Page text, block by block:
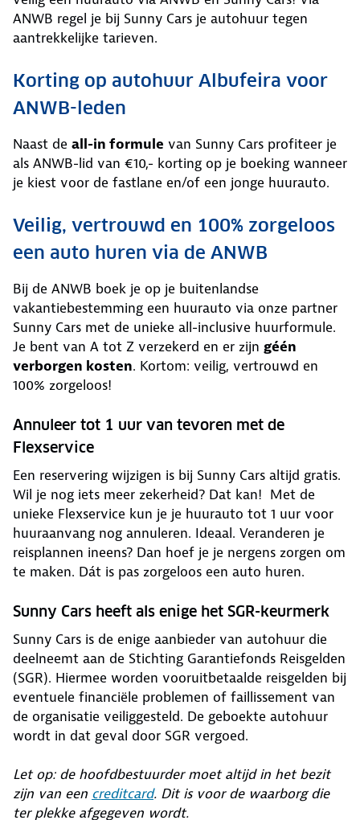
ANWB regel je bij Sunny Cars je autohuur tegen
aantrekkelijke tarieven.
Korting op autohuur Albufeira voor
ANWB-leden
Naast de all-in formule van Sunny Cars profiteer je
als ANWB-lid van €10,- korting op je boeking wanneer
je kiest voor de fastlane en/of een jonge huurauto.
Veilig, vertrouwd en 100% zorgeloos
een auto huren via de ANWB
Bij de ANWB boek je op je buitenlandse
vakantiebestemming een huurauto via onze partner
Sunny Cars met de unieke all-inclusive huurformule.
Je bent van A tot Z verzekerd en er zijn géén
verborgen kosten. Kortom: veilig, vertrouwd en
100% zorgeloos!
Annuleer tot 1 uur van tevoren met de
Flexservice
Een reservering wijzigen is bij Sunny Cars altijd gratis.
Wil je nog iets meer zekerheid? Dat kan! Met de
unieke Flexservice kun je je huurauto tot 1 uur voor
huuraanvang nog annuleren. Ideaal. Veranderen je
reisplannen ineens? Dan hoef je je nergens zorgen om
te maken. Dát is pas zorgeloos een auto huren.
Sunny Cars heeft als enige het SGR-keurmerk
Sunny Cars is de enige aanbieder van autohuur die
deelneemt aan de Stichting Garantiefonds Reisgelden
(SGR). Hiermee worden vooruitbetaalde reisgelden bij
eventuele financiële problemen of faillissement van
de organisatie veiliggesteld. De geboekte autohuur
wordt in dat geval door SGR vergoed.
Let op: de hoofdbestuurder moet altijd in het bezit
zijn van een creditcard. Dit is voor de waarborg die
ter plekke afgegeven wordt.